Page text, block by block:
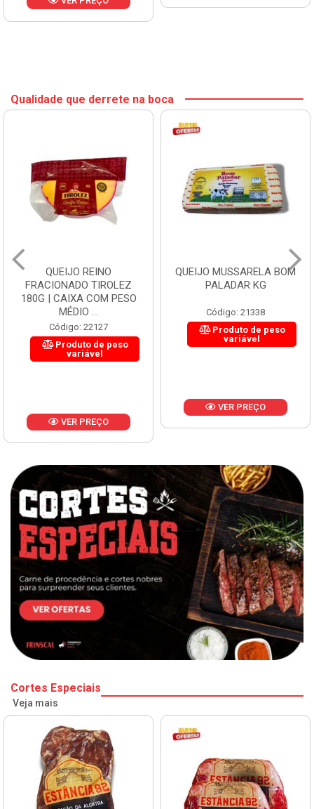
Qualidade que derrete na boca
QUEIJO REINO
FRACIONADO TIROLEZ
180G | CAIXA COM PESO
MÉDIO ...
Código: 22127
Produto de peso
variável
VER PREÇO
QUEIJO MUSSARELA BOM
PALADAR KG
Código: 21338
Produto de peso
variável
VER PREÇO
Cortes Especiais
Veja mais